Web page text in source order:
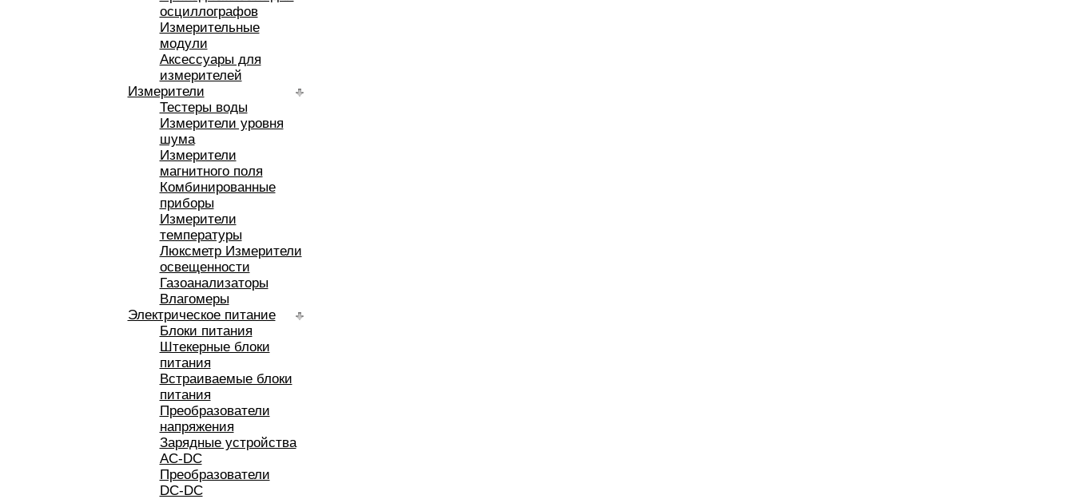
осциллографов
Измерительные
модули
Аксессуары для
измерителей
Измерители
Тестеры воды
Измерители уровня
шума
Измерители
магнитного поля
Комбинированные
приборы
Измерители
температуры
Люксметр Измерители
освещенности
Газоанализаторы
Влагомеры
Электрическое питание
Блоки питания
Штекерные блоки
питания
Встраиваемые блоки
питания
Преобразователи
напряжения
Зарядные устройства
AC-DC
Преобразователи
DC-DC